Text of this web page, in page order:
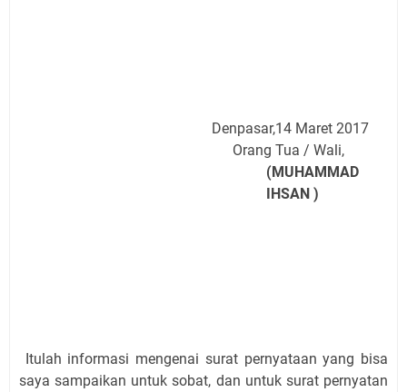
Denpasar,14 Maret 2017
Orang Tua / Wali,
(MUHAMMAD
IHSAN )
Itulah informasi mengenai surat pernyataan yang bisa
saya sampaikan untuk sobat, dan untuk surat pernyatan